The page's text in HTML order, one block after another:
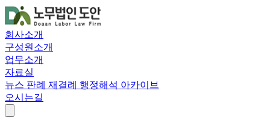
회사소개
구성원소개
업무소개
자료실
뉴스 판례 재결례 행정해석 아카이브
오시는길